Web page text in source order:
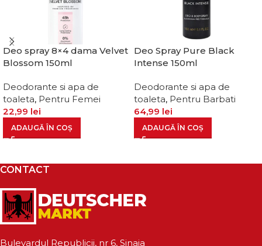
Deo spray 8×4 dama Velvet
Blossom 150ml
Deodorante si apa de
toaleta, Pentru Femei
22,99 lei
ADAUGĂ ÎN COȘ
Deo Spray Pure Black
Intense 150ml
Deodorante si apa de
toaleta, Pentru Barbati
64,99 lei
ADAUGĂ ÎN COȘ
CONTACT
Bulevardul Republicii, nr 6, Sinaia